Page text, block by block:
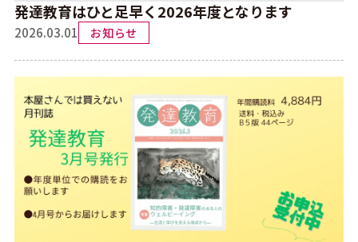
発達教育はひと足早く2026年度となります
2026.03.01 お知らせ